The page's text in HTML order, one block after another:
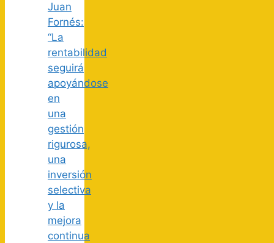
Juan
Fornés:
“La
rentabilidad
seguirá
apoyándose
en
una
gestión
rigurosa,
una
inversión
selectiva
y la
mejora
continua